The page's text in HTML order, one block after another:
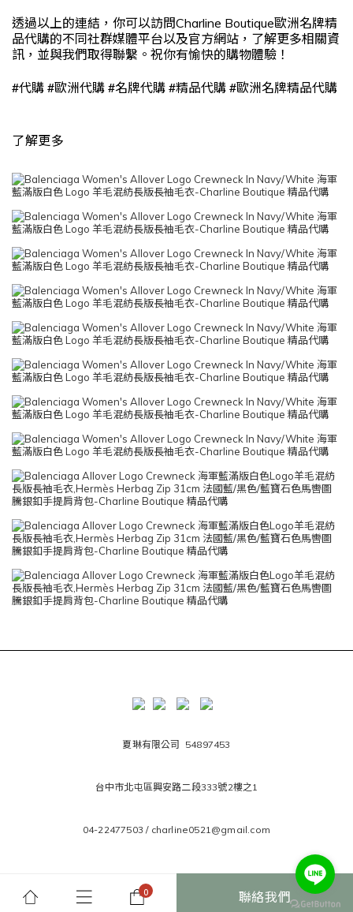
聯絡我們
透過以上的連結，你可以訪問Charline Boutique歐洲名牌精
品代購的不同社群媒體平台以及官方網站，了解更多相關資
訊，並與我們取得聯繫。祝你有愉快的購物體驗！
#代購 #歐洲代購 #名牌代購 #精品代購 #歐洲名牌精品代購
了解更多
夏琳有限公司 54897453
台中市北屯區興安路二段333號2樓之1
04-22477503 / charline0521@gmail.com